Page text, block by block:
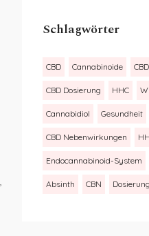
Schlagwörter
CBD Cannabinoide
CBD Dosierung HHC
Cannabidiol Gesundheit
CBD Nebenwirkungen
Endocannabinoid-System
Absinth CBN Dosierung